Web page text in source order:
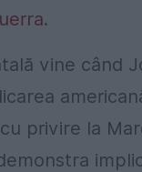
.
vine când
privire la